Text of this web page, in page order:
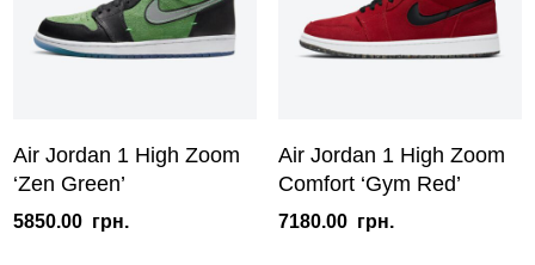
Air Jordan 1 High Zoom
‘Zen Green’
5850.00 грн.
Air Jordan 1 High Zoom
Comfort ‘Gym Red’
7180.00 грн.